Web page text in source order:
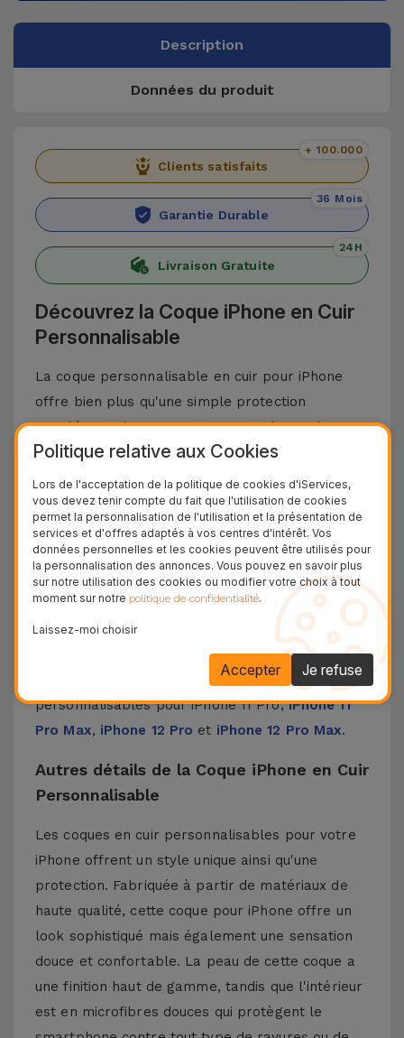
Description
Données du produit
Clients satisfaits
+ 100.000
Garantie Durable
36 Mois
Livraison Gratuite
24H
Découvrez la Coque iPhone en Cuir
Personnalisable
La coque personnalisable en cuir pour iPhone
offre bien plus qu'une simple protection
supplémentaire pour votre smartphone. Ils
offrent une touche de style unique à votre
téléphone portable, et laissent exprimer votre
personnalité, grâce à leurs cinq couleurs
élégantes et la possibilité d'incorporer un mot
jusqu'à 6 caractères. Vous pouvez également
choisir la couleur des lettres : or, argent ou sans
couleur. Si vous préférez, vous pouvez
simplement laisser vos initiales, donnant ainsi
une touche moderne à votre iPhone.
Découvrez chez iServices nos coques
personnalisables pouriPhone 11 Pro,iPhone 11
Pro Max, iPhone 12 Pro et iPhone 12 Pro Max.
Autres détails de la Coque iPhone en Cuir
Personnalisable
Les coques en cuir personnalisables pour votre
iPhone offrent un style unique ainsi qu'une
protection. Fabriquée à partir de matériaux de
haute qualité, cette coque pour iPhone offre un
look sophistiqué mais également une sensation
douce et confortable. La peau de cette coque a
une finition haut de gamme, tandis que l'intérieur
est en microfibres douces qui protègent le
Politique relative aux Cookies
Lors de l'acceptation de la politique de cookies d'iServices,
vous devez tenir compte du fait que l'utilisation de cookies
permet la personnalisation de l'utilisation et la présentation de
services et d'offres adaptés à vos centres d'intérêt. Vos
données personnelles et les cookies peuvent être utilisés pour
la personnalisation des annonces. Vous pouvez en savoir plus
sur notre utilisation des cookies ou modifier votre choix à tout
moment sur notre politique de confidentialité.
Laissez-moi choisir
Je refuse
Accepter